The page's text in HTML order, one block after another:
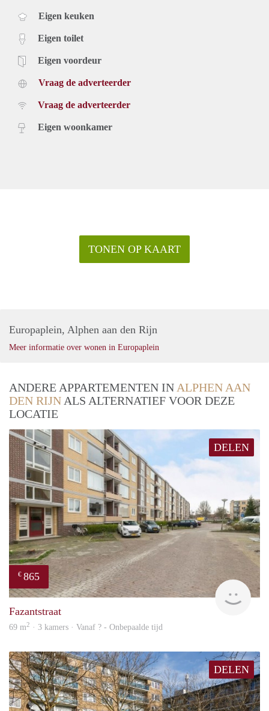
Eigen keuken
Eigen toilet
Eigen voordeur
Vraag de adverteerder
Vraag de adverteerder
Eigen woonkamer
TONEN OP KAART
Europaplein, Alphen aan den Rijn
Meer informatie over wonen in Europaplein
ANDERE APPARTEMENTEN IN ALPHEN AAN
DEN RIJN ALS ALTERNATIEF VOOR DEZE
LOCATIE
DELEN
€ 865
Fazantstraat
69 m2 · 3 kamers · Vanaf ? - Onbepaalde tijd
DELEN